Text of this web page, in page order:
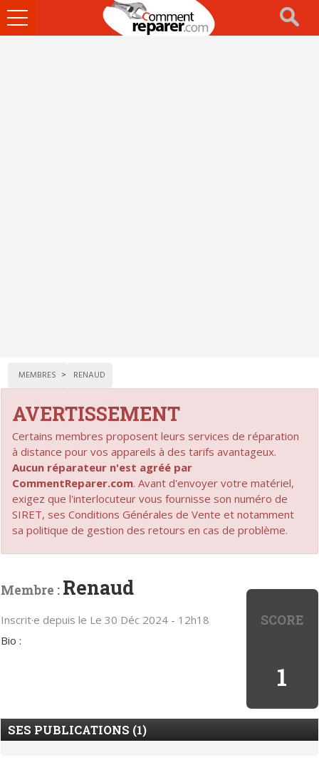
Ouvrir
le
MEMBRES RENAUD
AVERTISSEMENT
Certains membres proposent leurs services de réparation
à distance pour vos appareils à des tarifs avantageux.
Aucun réparateur n'est agréé par
CommentReparer.com. Avant d'envoyer votre matériel,
exigez que l'interlocuteur vous fournisse son numéro de
SIRET, ses Conditions Générales de Vente et notamment
sa politique de gestion des retours en cas de problème.
SCORE
1
Membre : Renaud
Inscrit·e depuis le Le 30 Déc 2024 - 12h18
Bio :
SES PUBLICATIONS (1)